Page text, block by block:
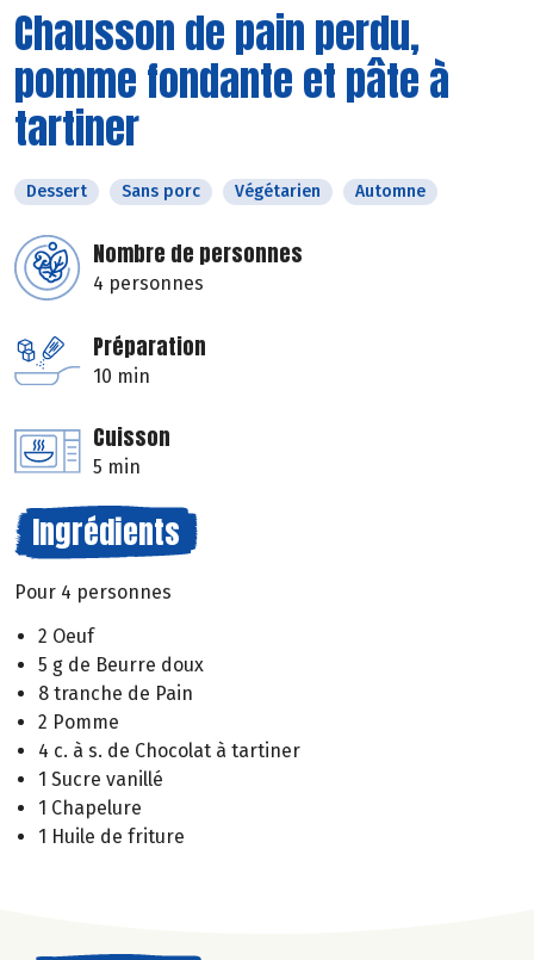
Chausson de pain perdu,
pomme fondante et pâte à
tartiner
Dessert Sans porc Végétarien Automne
Nombre de personnes
4 personnes
Préparation
10 min
Cuisson
5 min
Ingrédients
Pour 4 personnes
2 Oeuf
5 g de Beurre doux
8 tranche de Pain
2 Pomme
4 c. à s. de Chocolat à tartiner
1 Sucre vanillé
1 Chapelure
1 Huile de friture